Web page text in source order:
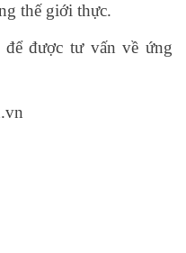
thế giới thực.
được tư vấn về ứng